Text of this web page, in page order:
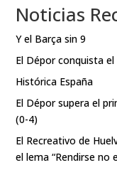
Noticias
Y el Barça sin 9
El Dépor conquista
Histórica España
El Dépor supera el
(0-4)
El Recreativo de
el lema “Rendirse no